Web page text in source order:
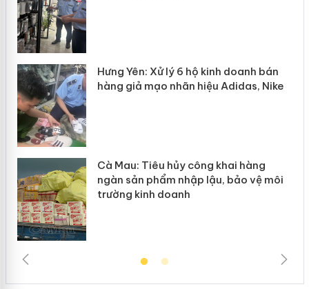
Hưng Yên: Xử lý 6 hộ kinh doanh bán
hàng giả mạo nhãn hiệu Adidas, Nike
Cà Mau: Tiêu hủy công khai hàng
ngàn sản phẩm nhập lậu, bảo vệ môi
trường kinh doanh